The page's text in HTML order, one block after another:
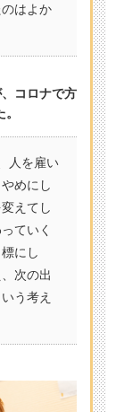
はよか
コロナで方
人を雇い
めにし
えてし
ていく
にし
次の出
う考え